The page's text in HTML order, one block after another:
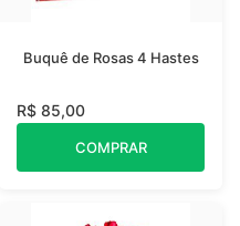
Buquê de Rosas 4 Hastes
R$ 85,00
COMPRAR